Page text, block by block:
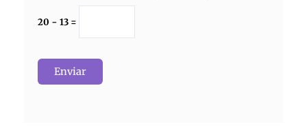
20 − 13 =